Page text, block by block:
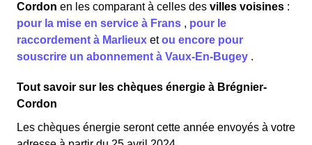
Cordon en les comparant à celles des villes voisines :
pour la mise en service à Frans , pour le
raccordement à Marlieux etou encore pour
souscrire un abonnement à Vaux-En-Bugey .
Tout savoir sur les chèques énergie à Brégnier-
Cordon
Les chèques énergie seront cette année envoyés à votre